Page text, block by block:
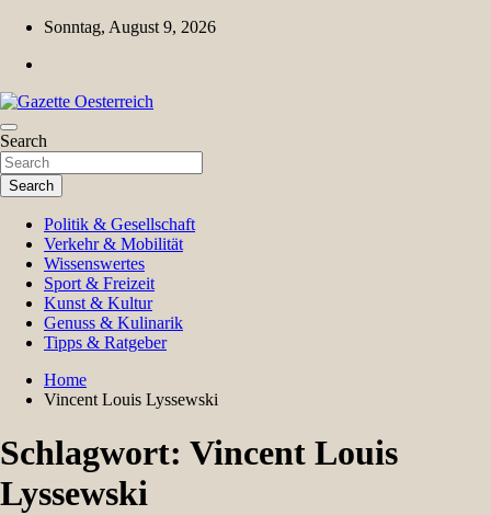
Skip
content
Sonntag, August 9, 2026
Gazette Oesterreich
Magazin für Freizeit, Politik, Kultur & Wissenschaft
Search
Search
Politik & Gesellschaft
Verkehr & Mobilität
Wissenswertes
Sport & Freizeit
Kunst & Kultur
Genuss & Kulinarik
Tipps & Ratgeber
Home
Vincent Louis Lyssewski
Schlagwort: Vincent Louis
Lyssewski